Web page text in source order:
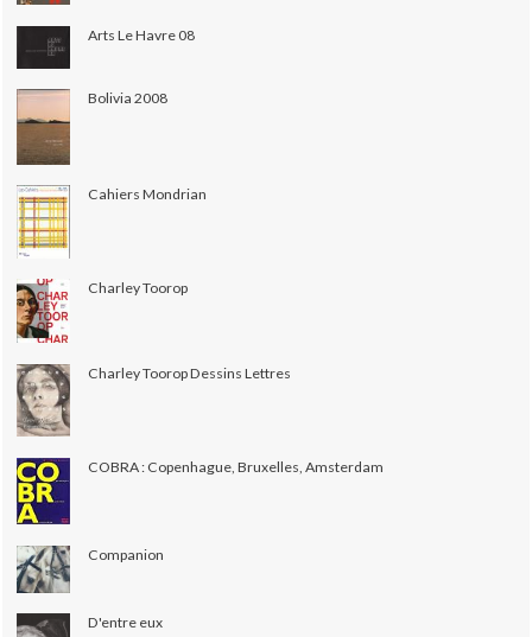
Arts Le Havre 08
Bolivia 2008
Cahiers Mondrian
Charley Toorop
Charley Toorop Dessins Lettres
COBRA : Copenhague, Bruxelles, Amsterdam
Companion
D'entre eux